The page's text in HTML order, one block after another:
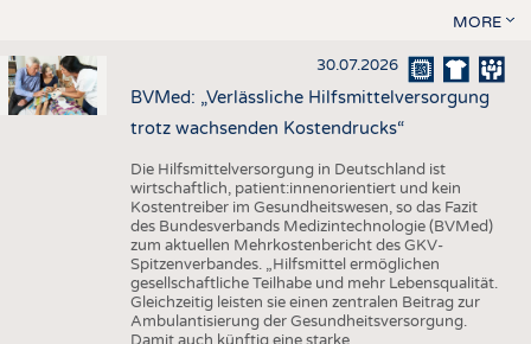
MORE
30.07.2026
BVMed: „Verlässliche Hilfsmittelversorgung
trotz wachsenden Kostendrucks“
Die Hilfsmittelversorgung in Deutschland ist
wirtschaftlich, patient:innenorientiert und kein
Kostentreiber im Gesundheitswesen, so das Fazit
des Bundesverbands Medizintechnologie (BVMed)
zum aktuellen Mehrkostenbericht des GKV-
Spitzenverbandes. „Hilfsmittel ermöglichen
gesellschaftliche Teilhabe und mehr Lebensqualität.
Gleichzeitig leisten sie einen zentralen Beitrag zur
Ambulantisierung der Gesundheitsversorgung.
Damit auch künftig eine starke